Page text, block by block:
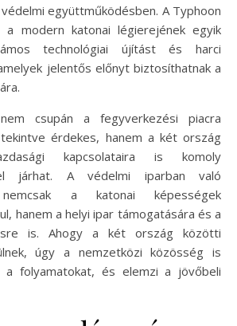
együttműködésben. A Typhoon
a modern katonai légierejének egyik
technológiai újítást és harci
jelentős előnyt biztosíthatnak a
csupán a fegyverkezési piacra
érdekes, hanem a két ország
kapcsolataira is komoly
járhat. A védelmi iparban való
nemcsak a katonai képességek
hanem a helyi ipar támogatására és a
is. Ahogy a két ország közötti
úgy a nemzetközi közösség is
a folyamatokat, és elemzi a jövőbeli